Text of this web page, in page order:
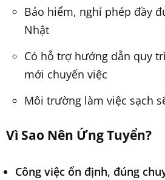
Bảo hiểm, nghỉ phép đầy
Nhật
Có hỗ trợ hướng dẫn quy
mới chuyển việc
Môi trường làm việc sạch
Vì Sao Nên Ứng Tuyển?
Công việc ổn định, đúng